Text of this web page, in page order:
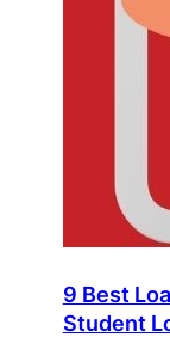
9 Best
Student